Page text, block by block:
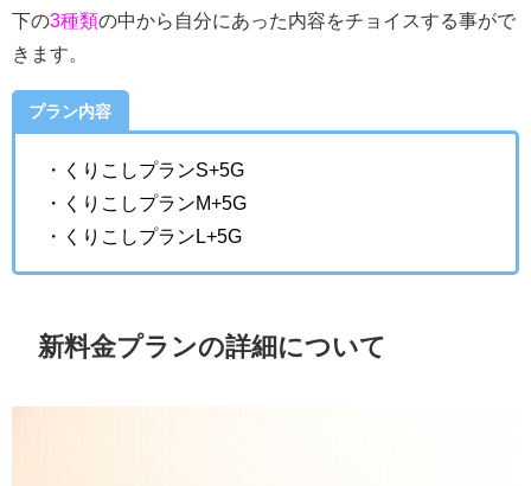
下の3種類の中から自分にあった内容をチョイスする事がで
きます。
プラン内容
・くりこしプランS+5G
・くりこしプランM+5G
・くりこしプランL+5G
新料金プランの詳細について